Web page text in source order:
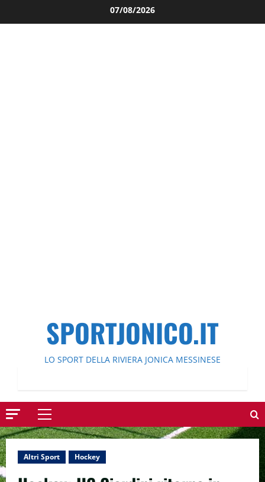
al
07/08/2026
SPORTJONICO.IT
LO SPORT DELLA RIVIERA JONICA MESSINESE
Menu
principale
Altri Sport Hockey